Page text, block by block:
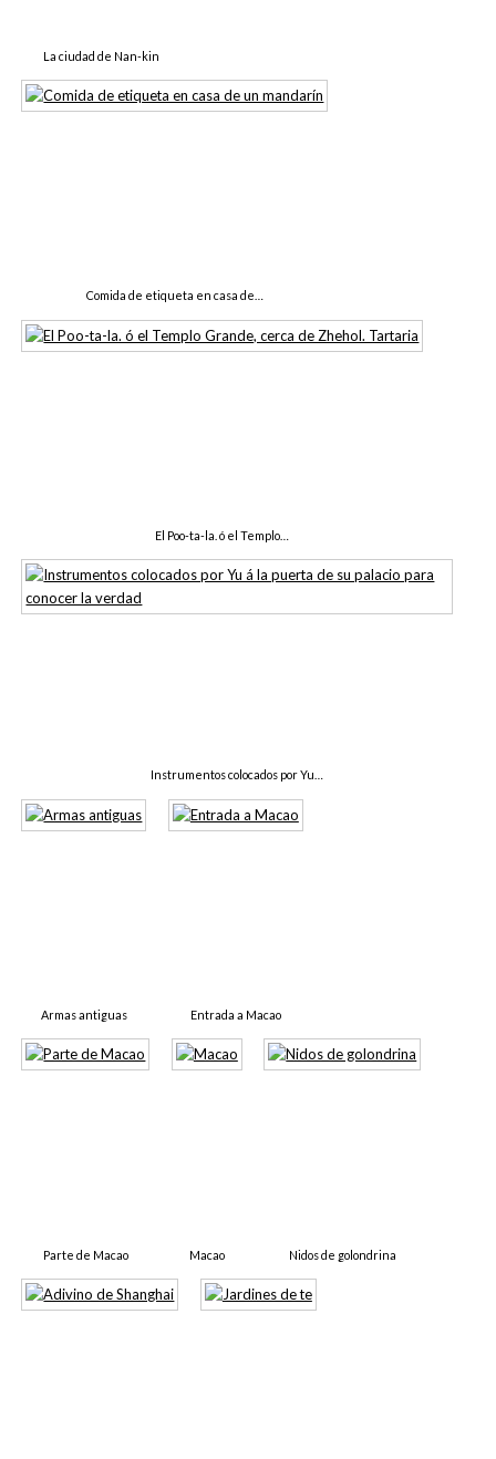
La ciudad de Nan-kin
Comida de etiqueta en casa de…
El Poo-ta-la. ó el Templo…
Instrumentos colocados por Yu…
Armas antiguas Entrada a Macao
Parte de Macao Macao Nidos de golondrina